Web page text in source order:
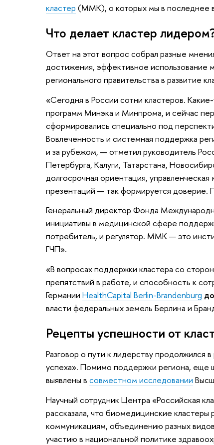
кластер (ММК), о которых мы в последнее
Что делает кластер
Ответ на этот вопрос собрал разные
достижения, эффективное использование
регионального правительства в развитие
«Сегодня в России сотни кластеров.
программ Минэка и Минпрома, и сейчас
сформировались специально под
Вовлеченность и системная поддержка
и за рубежом, — отметил руководитель
Петербурга, Калуги, Татарстана,
долгосрочная ориентация,
презентаций — так формируется
Генеральный директор Фонда
инициативы в медицинской сфере
потребитель, и регулятор. ММК — это
ГЧП».
«В вопросах поддержки кластера со
препятствий в работе, и способность к
Германии HealthCapital Berlin-Brandenburg
власти федеральных земель Берлина и
Рецепты успешности от
Разговор о пути к лидерству продолжился
успеха». Помимо поддержки региона, еще
выявлены в совместном исследовании
Научный сотрудник Центра «Российская
рассказала, что биомедицинские
коммуникациям, объединению разных
участию в национальной политике